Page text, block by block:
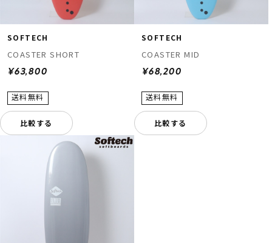
SOFTECH
COASTER SHORT
¥63,800
比較する
SOFTECH
COASTER MID
¥68,200
比較する